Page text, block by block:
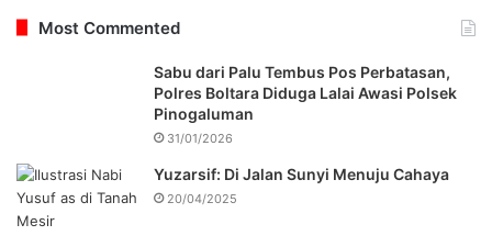
Most Commented
Sabu dari Palu Tembus Pos Perbatasan,
Polres Boltara Diduga Lalai Awasi Polsek
Pinogaluman
31/01/2026
Yuzarsif: Di Jalan Sunyi Menuju Cahaya
20/04/2025